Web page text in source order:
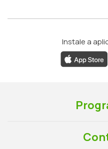
Instale a